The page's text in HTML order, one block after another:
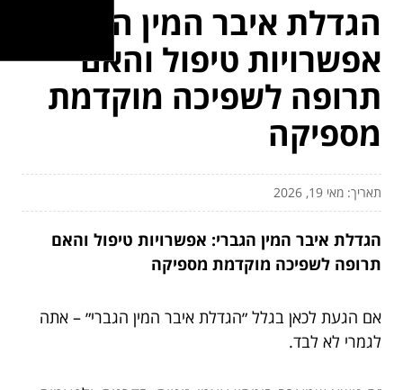
הגדלת איבר המין הגברי:
אפשרויות טיפול והאם
תרופה לשפיכה מוקדמת
מספיקה
תאריך: מאי 19, 2026
הגדלת איבר המין הגברי: אפשרויות טיפול והאם
תרופה לשפיכה מוקדמת מספיקה
אם הגעת לכאן בגלל ״הגדלת איבר המין הגברי״ – אתה
לגמרי לא לבד.